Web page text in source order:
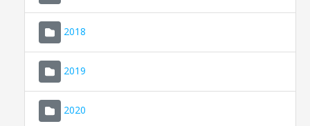
2018
2019
2020